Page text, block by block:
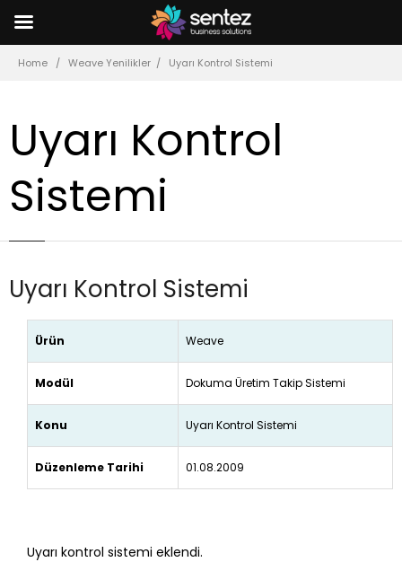
Home Weave Yenilikler Uyarı Kontrol Sistemi
Uyarı Kontrol
Sistemi
Uyarı Kontrol Sistemi
Ürün Weave
Modül Dokuma Üretim Takip Sistemi
Konu Uyarı Kontrol Sistemi
Düzenleme Tarihi 01.08.2009
Uyarı kontrol sistemi eklendi.